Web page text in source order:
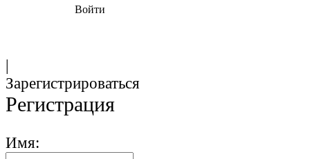
Войти
|
Зарегистрироваться
Регистрация
Имя: